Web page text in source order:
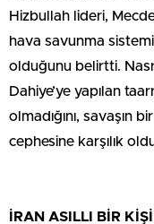
Hizbullah lideri,
hava savunma
olduğunu belirtti.
Dahiye’ye yapılan
olmadığını, savaşın
cephesine karşılık
İRAN ASILLI BİR